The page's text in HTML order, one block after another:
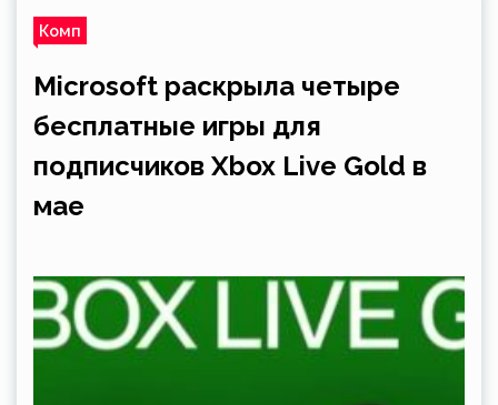
Комп
Microsoft раскрыла четыре
бесплатные игры для
подписчиков Xbox Live Gold в
мае